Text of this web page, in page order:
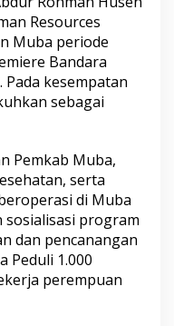
Resources
Muba periode
Bandara
Pada kesempatan
sebagai
Pemkab Muba,
serta
di Muba
program
dan pencanangan
Peduli 1.000
perempuan